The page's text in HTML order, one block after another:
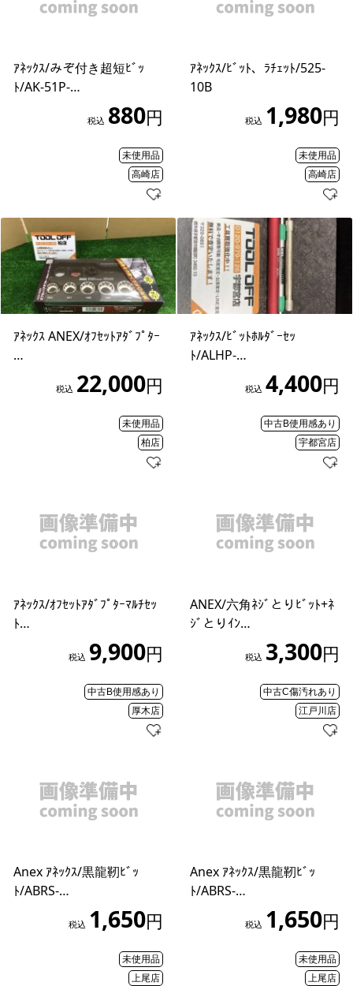
ｱﾈｯｸｽ/みぞ付き超短ﾋﾞｯ
ﾄ/AK-51P-…
税込 880円
未使用品
高崎店
ｱﾈｯｸｽ/ﾋﾞｯﾄ、ﾗﾁｪｯﾄ/525-
10B
税込 1,980円
未使用品
高崎店
ｱﾈｯｸｽ ANEX/ｵﾌｾｯﾄｱﾀﾞﾌﾟﾀｰ
…
税込 22,000円
未使用品
柏店
ｱﾈｯｸｽ/ﾋﾞｯﾄﾎﾙﾀﾞｰｾｯ
ﾄ/ALHP-…
税込 4,400円
中古B使用感あり
宇都宮店
ｱﾈｯｸｽ/ｵﾌｾｯﾄｱﾀﾞﾌﾟﾀｰﾏﾙﾁｾｯ
ﾄ…
税込 9,900円
中古B使用感あり
厚木店
ANEX/六角ﾈｼﾞとりﾋﾞｯﾄ+ﾈ
ｼﾞとりｲﾝ…
税込 3,300円
中古C傷汚れあり
江戸川店
Anex ｱﾈｯｸｽ/黒龍靭ﾋﾞｯ
ﾄ/ABRS-…
税込 1,650円
未使用品
上尾店
Anex ｱﾈｯｸｽ/黒龍靭ﾋﾞｯ
ﾄ/ABRS-…
税込 1,650円
未使用品
上尾店